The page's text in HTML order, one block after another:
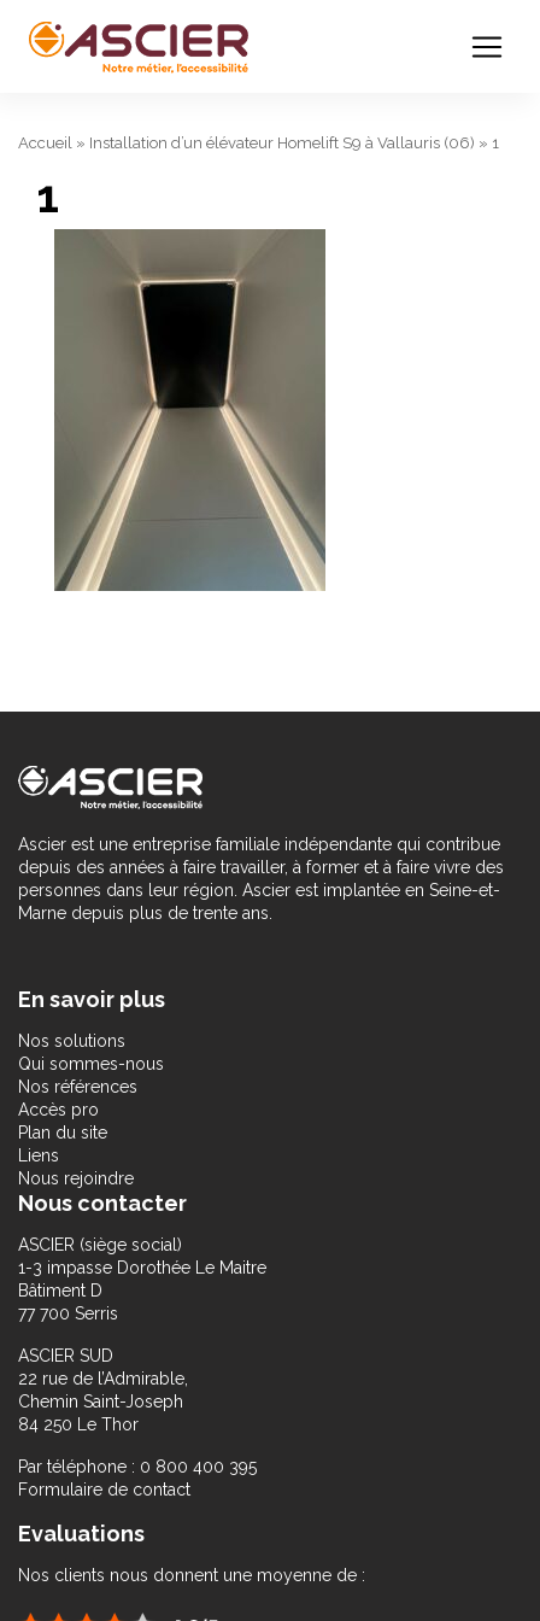
Accueil » Installation d’un élévateur Homelift S9 à Vallauris (06) » 1
1
Ascier est une entreprise familiale indépendante qui contribue
depuis des années à faire travailler, à former et à faire vivre des
personnes dans leur région. Ascier est implantée en Seine-et-
Marne depuis plus de trente ans.
En savoir plus
Nos solutions
Qui sommes-nous
Nos références
Accès pro
Plan du site
Liens
Nous rejoindre
Nous contacter
ASCIER (siège social)
1-3 impasse Dorothée Le Maitre
Bâtiment D
77 700 Serris
ASCIER SUD
22 rue de l’Admirable,
Chemin Saint-Joseph
84 250 Le Thor
Par téléphone : 0 800 400 395
Formulaire de contact
Evaluations
Nos clients nous donnent une moyenne de :